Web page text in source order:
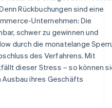
Rückbuchungen sind eine
Unternehmen: Die
schwer zu gewinnen und
durch die monatelange
des Verfahrens. Mit
dieser Stress – so können
ihres Geschäfts